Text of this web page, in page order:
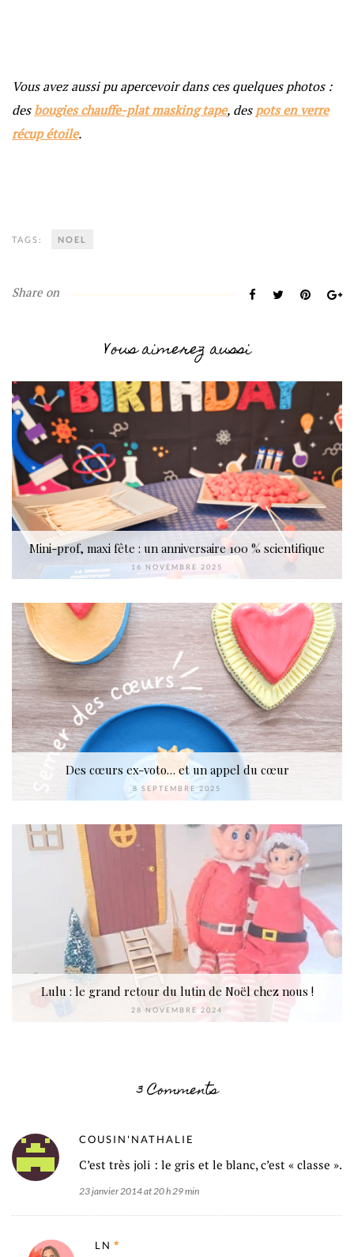
Vous avez aussi pu apercevoir dans ces quelques photos :
desbougies chauffe-plat masking tape, despots en verre
récup étoile.
TAGS: NOEL
Share on
Vous aimerez aussi
Mini-prof, maxi fête : un anniversaire 100 % scientifique
16 NOVEMBRE 2025
Des cœurs ex-voto… et un appel du cœur
8 SEPTEMBRE 2025
Lulu : le grand retour du lutin de Noël chez nous !
28 NOVEMBRE 2024
3 Comments
COUSIN'NATHALIE
C’est très joli : le gris et le blanc, c’est « classe ».
23 janvier 2014 at 20 h 29 min
LN